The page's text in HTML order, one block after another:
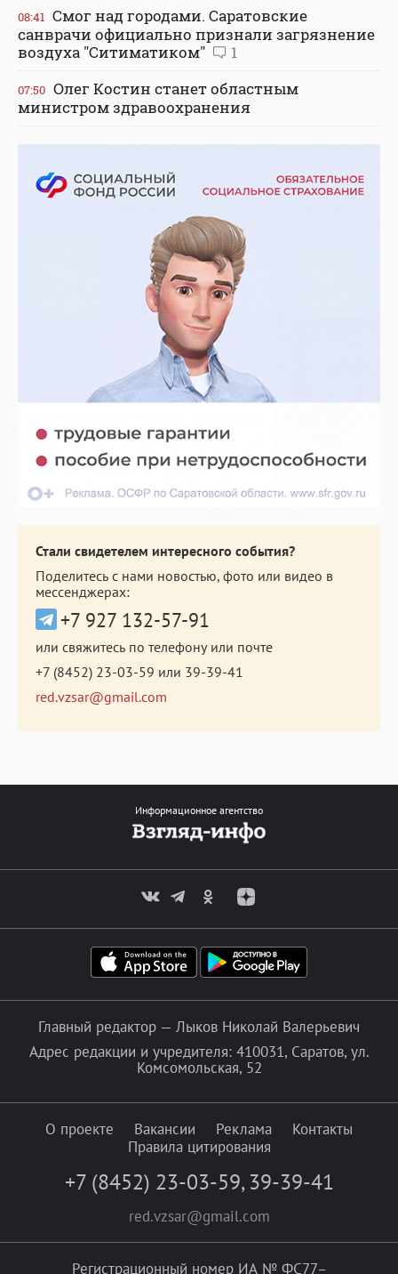
08:41 Смог над городами. Саратовские
санврачи официально признали загрязнение
воздуха "Ситиматиком"
1
07:50 Олег Костин станет областным
министром здравоохранения
Стали свидетелем интересного события?
Поделитесь с нами новостью, фото или видео в
мессенджерах:
+7 927 132-57-91
или свяжитесь по телефону или почте
+7 (8452) 23-03-59 или 39-39-41
red.vzsar@gmail.com
Информационное агентство
Главный редактор — Лыков Николай Валерьевич
Адрес редакции и учредителя: 410031, Саратов, ул.
Комсомольская, 52
О проекте Вакансии Реклама
Контакты
Правила цитирования
+7 (8452) 23-03-59, 39-39-41
red.vzsar@gmail.com
Регистрационный номер ИА № ФС77–